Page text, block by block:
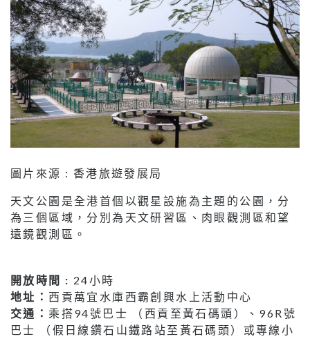
圖片來源 : 香港旅遊發展局
天文公園是全港首個以觀星設施為主題的公園，分
為三個區域，分別為天文研習區、肉眼觀測區和望
遠鏡觀測區。
開放時間 : 24小時
地址： 西貢萬宜水庫西霸創興水上活動中心
交通： 乘搭94號巴士 （西貢至黃石碼頭）、96R號
巴士 （假日線鑽石山鐵路站至黃石碼頭）或專線小